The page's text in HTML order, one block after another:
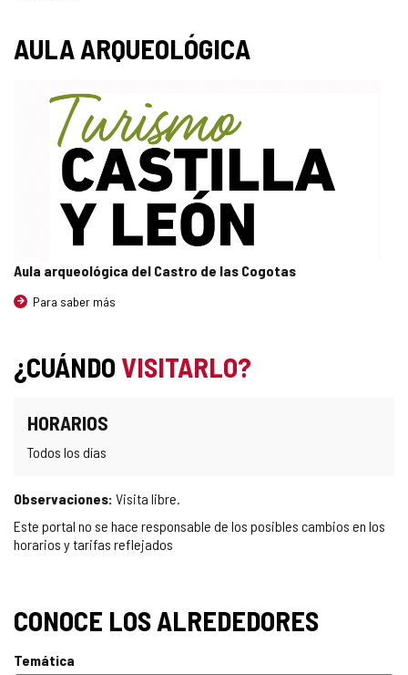
AULA ARQUEOLÓGICA
Aula arqueológica del Castro de las Cogotas
Para saber más
¿CUÁNDO VISITARLO?
HORARIOS
Todos los días
Observaciones: Visita libre.
Este portal no se hace responsable de los posibles cambios en los
horarios y tarifas reflejados
CONOCE LOS ALREDEDORES
Temática